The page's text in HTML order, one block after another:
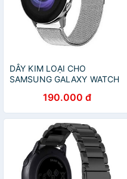
DÂY KIM LOẠI CHO
SAMSUNG GALAXY WATCH
190.000 đ